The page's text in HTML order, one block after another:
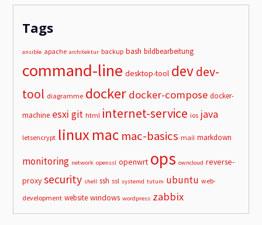
Tags
ansible apache architektur backup bash bildbearbeitung
command-line desktop-tool devdev-
tool diagramme docker docker-compose docker-
machine esxi git html internet-service ios java
letsencrypt linuxmac mac-basics mail markdown
monitoring network openssl openwrt ops owncloud reverse-
proxy security shell ssh ssl systemd tutum ubuntu web-
development website windows wordpress zabbix